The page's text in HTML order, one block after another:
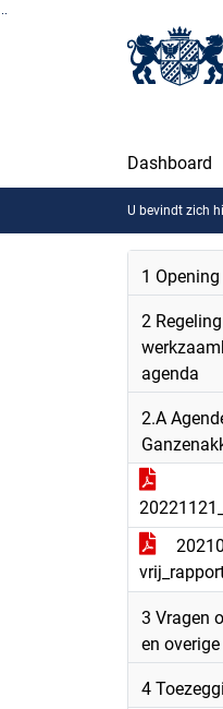
Ga naar de inhoud van deze
Dashboard
U bevindt zich
1 Opening
2
agenda
2.A
3 Vragen
en
4